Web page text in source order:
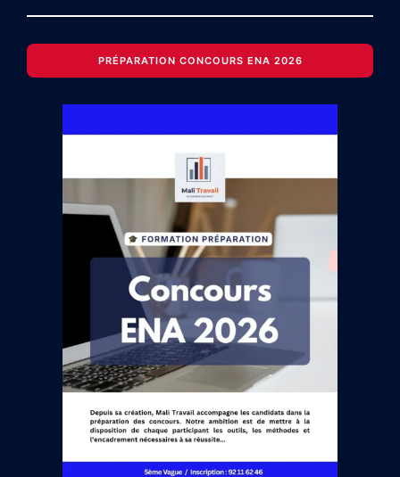
PRÉPARATION CONCOURS ENA 2026